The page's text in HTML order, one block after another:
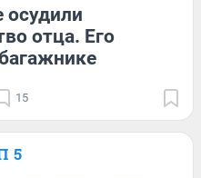
отца. Его
15
5